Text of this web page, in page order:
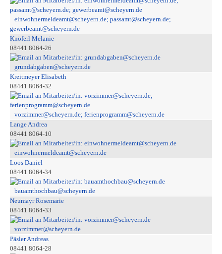
einwohnermeldeamt@scheyern.de; passamt@scheyern.de;
gewerbeamt@scheyern.de
Knöferl Melanie
08441 8064-26
grundabgaben@scheyern.de
Kreitmeyer Elisabeth
08441 8064-32
vorzimmer@scheyern.de; ferienprogramm@scheyern.de
Lange Andrea
08441 8064-10
einwohnermeldeamt@scheyern.de
Loos Daniel
08441 8064-34
bauamthochbau@scheyern.de
Neumayr Rosemarie
08441 8064-33
vorzimmer@scheyern.de
Päsler Andreas
08441 8064-28